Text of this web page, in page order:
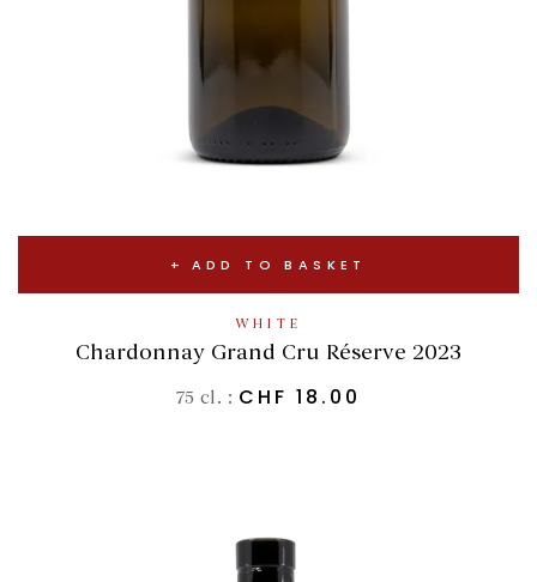
ADD TO BASKET
WHITE
Chardonnay Grand Cru Réserve 2023
75 cl. : CHF 18.00